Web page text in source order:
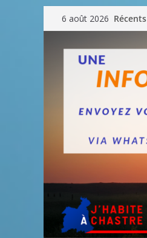
Passer
au
contenu
6 août 2026